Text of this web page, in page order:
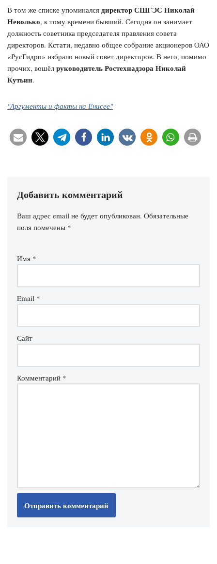
В том же списке упоминался директор СШГЭС Николай
Неволько, к тому времени бывший. Сегодня он занимает
должность советника председателя правления совета
директоров. Кстати, недавно общее собрание акционеров ОАО
«РусГидро» избрало новый совет директоров. В него, помимо
прочих, вошёл руководитель Ростехнадзора Николай
Кутьин.
"Аргументы и факты на Енисее"
Добавить комментарий
Ваш адрес email не будет опубликован. Обязательные
поля помечены *
Имя *
Email *
Сайт
Комментарий *